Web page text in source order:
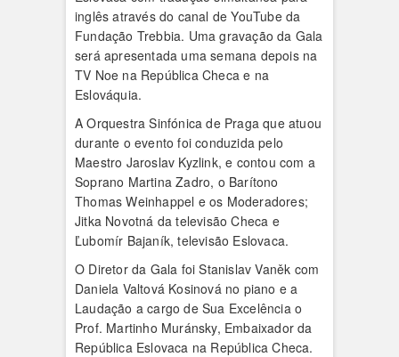
inglês através do canal de YouTube da
Fundação Trebbia. Uma gravação da Gala
será apresentada uma semana depois na
TV Noe na República Checa e na
Eslováquia.
A Orquestra Sinfónica de Praga que atuou
durante o evento foi conduzida pelo
Maestro Jaroslav Kyzlink, e contou com a
Soprano Martina Zadro, o Barítono
Thomas Weinhappel e os Moderadores;
Jitka Novotná da televisão Checa e
Ľubomír Bajaník, televisão Eslovaca.
O Diretor da Gala foi Stanislav Vaněk com
Daniela Valtová Kosinová no piano e a
Laudação a cargo de Sua Excelência o
Prof. Martinho Muránsky, Embaixador da
República Eslovaca na República Checa.